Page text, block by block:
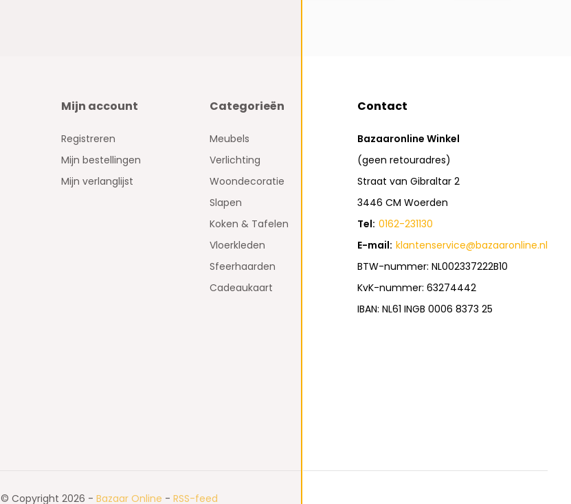
Mijn account
Registreren
Mijn bestellingen
Mijn verlanglijst
Categorieën
Meubels
Verlichting
Woondecoratie
Slapen
Koken & Tafelen
Vloerkleden
Sfeerhaarden
Cadeaukaart
Contact
Bazaaronline Winkel
(geen retouradres)
Straat van Gibraltar 2
3446 CM Woerden
Tel: 0162-231130
E-mail: klantenservice@bazaaronline.nl
BTW-nummer: NL002337222B10
KvK-nummer: 63274442
IBAN: NL61 INGB 0006 8373 25
© Copyright 2026 - Bazaar Online - RSS-feed